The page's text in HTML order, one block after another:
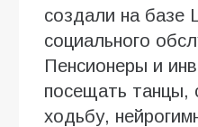
создали на базе
социального
Пенсионеры и
посещать танцы,
ходьбу,